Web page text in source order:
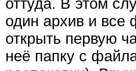
оттуда. В этом
один архив и все
открыть первую
неё папку с